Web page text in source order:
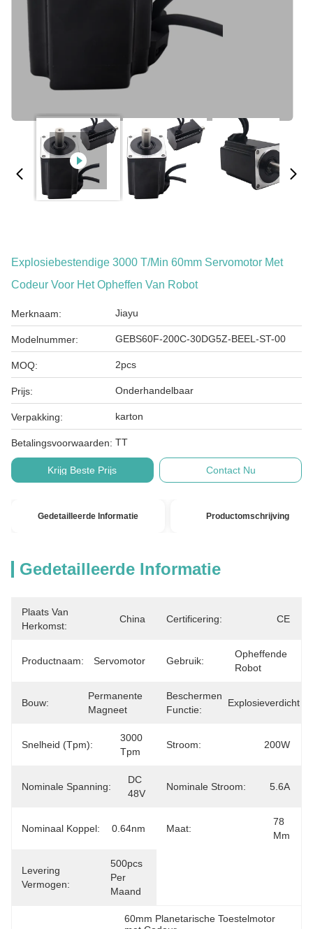
Explosiebestendige 3000 T/min 60mm Servomotor Met
Codeur Voor Het Opheffen Van Robot
Merknaam: Jiayu
Modelnummer: GEBS60F-200C-30DG5Z-BEEL-ST-00
MOQ: 2pcs
Prijs: Onderhandelbaar
Verpakking: karton
Betalingsvoorwaarden: TT
Krijg Beste Prijs Contact Nu
Gedetailleerde Informatie Productomschrijving
Gedetailleerde Informatie
Plaats Van
Herkomst:
China Certificering: CE
Productnaam: Servomotor Gebruik:
Opheffende
Robot
Bouw:
Permanente
Magneet
Beschermen
Functie:
Explosieverdicht
Snelheid (tpm):
3000
Tpm
Stroom: 200W
Nominale Spanning:
DC
48V
Nominale Stroom: 5.6A
Nominaal Koppel: 0.64nm Maat:
78
Mm
Levering
Vermogen:
500pcs
Per
Maand
60mm Planetarische Toestelmotor